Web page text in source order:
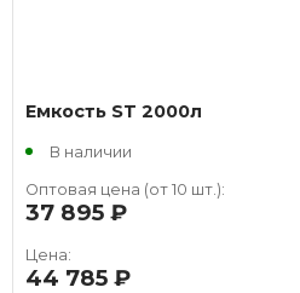
Емкость ST 2000л
В наличии
Оптовая цена (от 10 шт.):
37 895
Цена:
44 785